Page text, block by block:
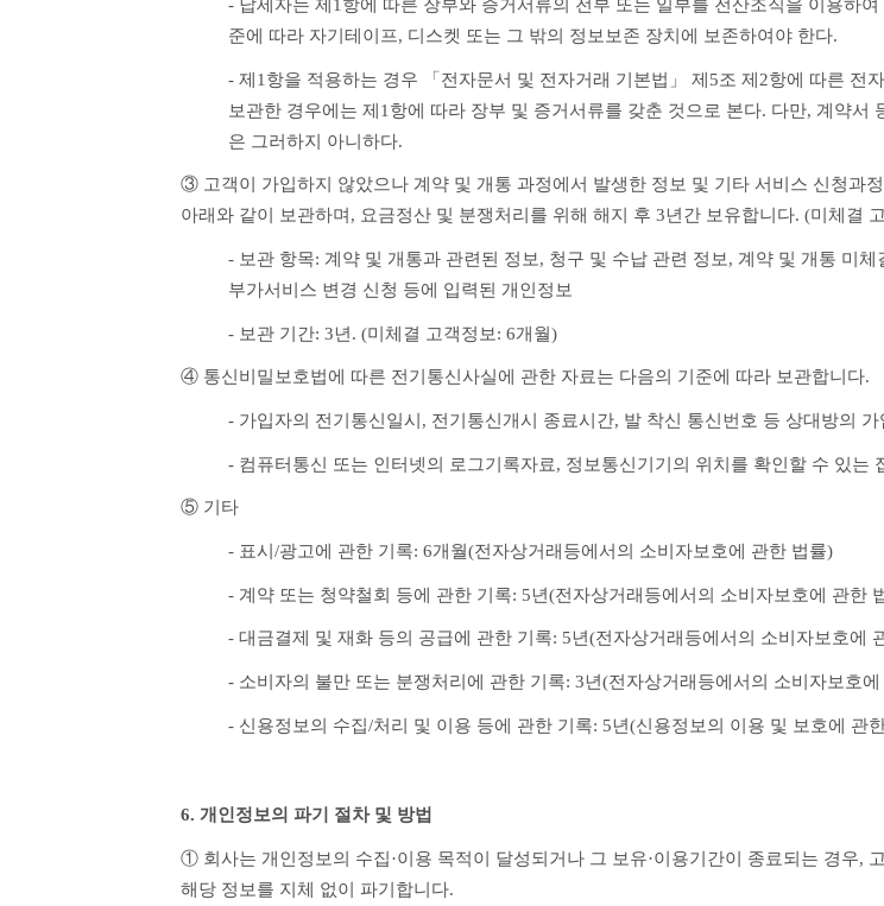
- 납세자는 제1항에 따른 장부와 증거서류의 전부 또는 일부를 전산조직을 이용하
준에 따라 자기테이프, 디스켓 또는 그 밖의 정보보존 장치에 보존하여야 한다.
- 제1항을 적용하는 경우 「전자문서 및 전자거래 기본법」 제5조 제2항에 따른 전
보관한 경우에는 제1항에 따라 장부 및 증거서류를 갖춘 것으로 본다. 다만, 계약서
은 그러하지 아니하다.
③ 고객이 가입하지 않았으나 계약 및 개통 과정에서 발생한 정보 및 기타 서비스 신청과
아래와 같이 보관하며, 요금정산 및 분쟁처리를 위해 해지 후 3년간 보유합니다. (미체결
- 보관 항목: 계약 및 개통과 관련된 정보, 청구 및 수납 관련 정보, 계약 및 개통 미
부가서비스 변경 신청 등에 입력된 개인정보
- 보관 기간: 3년. (미체결 고객정보: 6개월)
④ 통신비밀보호법에 따른 전기통신사실에 관한 자료는 다음의 기준에 따라 보관합니다.
- 가입자의 전기통신일시, 전기통신개시 종료시간, 발 착신 통신번호 등 상대방의
- 컴퓨터통신 또는 인터넷의 로그기록자료, 정보통신기기의 위치를 확인할 수 있는
⑤ 기타
- 표시/광고에 관한 기록: 6개월(전자상거래등에서의 소비자보호에 관한 법률)
- 계약 또는 청약철회 등에 관한 기록: 5년(전자상거래등에서의 소비자보호에 관한
- 대금결제 및 재화 등의 공급에 관한 기록: 5년(전자상거래등에서의 소비자보호에
- 소비자의 불만 또는 분쟁처리에 관한 기록: 3년(전자상거래등에서의 소비자보호
- 신용정보의 수집/처리 및 이용 등에 관한 기록: 5년(신용정보의 이용 및 보호에 관
6. 개인정보의 파기 절차 및 방법
① 회사는 개인정보의 수집·이용 목적이 달성되거나 그 보유·이용기간이 종료되는 경우,
해당 정보를 지체 없이 파기합니다.